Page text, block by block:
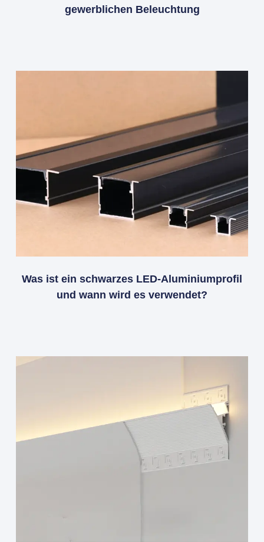
gewerblichen Beleuchtung
Was ist ein schwarzes LED-Aluminiumprofil
und wann wird es verwendet?